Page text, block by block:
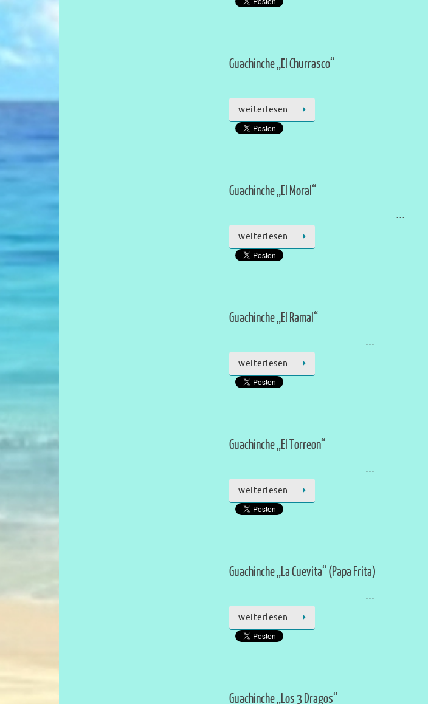
Guachinche „El Churrasco“
…
weiterlesen…
Guachinche „El Moral“
…
weiterlesen…
Guachinche „El Ramal“
…
weiterlesen…
Guachinche „El Torreon“
…
weiterlesen…
Guachinche „La Cuevita“ (Papa Frita)
…
weiterlesen…
Guachinche „Los 3 Dragos“